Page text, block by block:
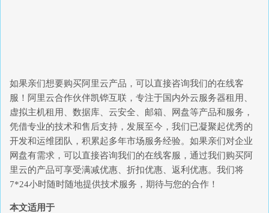
如果亲们想要购买阿里云产品，可以直接咨询我们的在线客
服！阿里云合作伙伴凯铧互联，专注于国内外云服务器租用、
虚拟主机租用、数据库、云安全、邮箱、网盘等产品和服务，
凭借专业的技术和售后支持，发展至今，我们已凝聚起优秀的
开发和运维团队，积累起多年市场服务经验。如果亲们对企业
网盘有需求，可以直接咨询我们的在线客服，通过我们购买阿
里云的产品可享受满减优惠、折扣优惠、返利优惠。我们将
7*24小时随时随地提供技术服务，期待与您的合作！
本文适用于